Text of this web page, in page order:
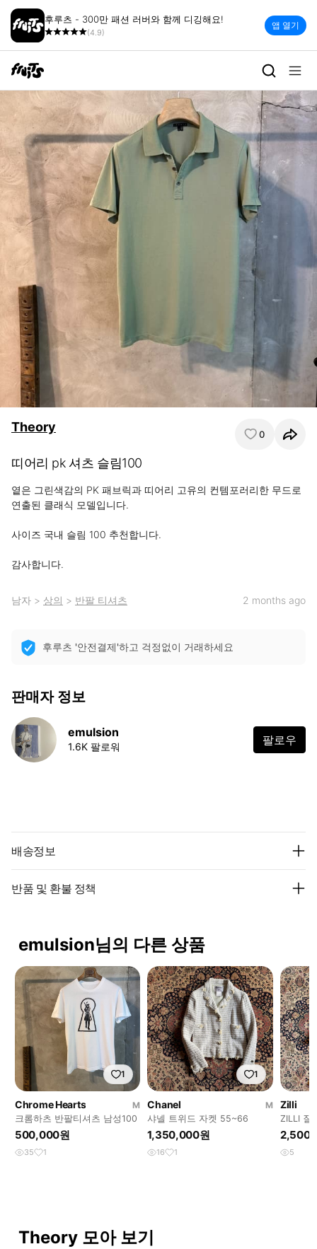
후루츠 - 300만 패션 러버와 함께 디깅해요!
(4.9)
앱 열기
Theory 0
띠어리 pk 셔츠 슬림100
옅은 그린색감의 PK 패브릭과 띠어리 고유의 컨템포러리한 무드로
연출된 클래식 모델입니다.
사이즈 국내 슬림 100 추천합니다.
감사합니다.
남자 > 상의 > 반팔 티셔츠 2 months ago
후루츠 '안전결제'하고 걱정없이 거래하세요
판매자 정보
emulsion
1.6K 팔로워 팔로우
배송정보
반품 및 환불 정책
emulsion님의 다른 상품
1
Chrome Hearts
M
크롬하츠 반팔티셔츠 남성100
500,000원
35 1
1
Chanel
M
샤넬 트위드 자켓 55~66
1,350,000원
16 1
Zilli
ZILLI 질
5
Theory 모아 보기